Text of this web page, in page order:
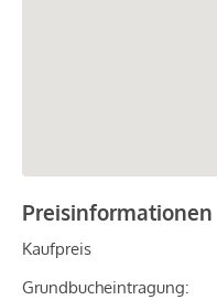
Preisinformationen
Kaufpreis
Grundbucheintragung: